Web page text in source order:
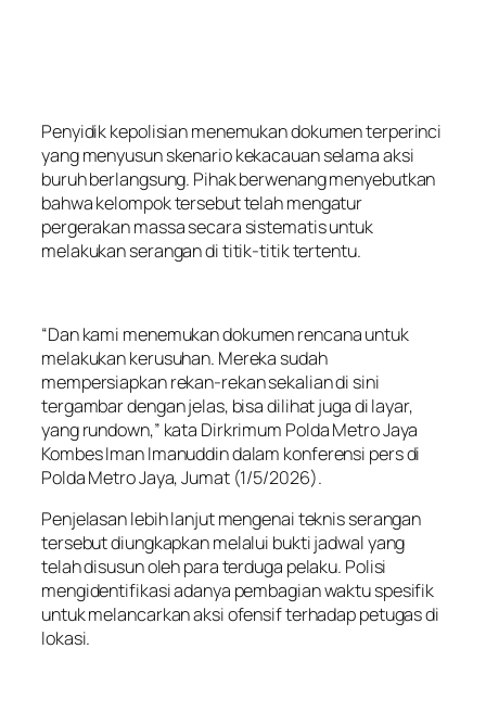
Penyidik kepolisian menemukan dokumen terperinci
yang menyusun skenario kekacauan selama aksi
buruh berlangsung. Pihak berwenang menyebutkan
bahwa kelompok tersebut telah mengatur
pergerakan massa secara sistematis untuk
melakukan serangan di titik-titik tertentu.
“Dan kami menemukan dokumen rencana untuk
melakukan kerusuhan. Mereka sudah
mempersiapkan rekan-rekan sekalian di sini
tergambar dengan jelas, bisa dilihat juga di layar,
yang rundown,” kata Dirkrimum Polda Metro Jaya
Kombes Iman Imanuddin dalam konferensi pers di
Polda Metro Jaya, Jumat (1/5/2026).
Penjelasan lebih lanjut mengenai teknis serangan
tersebut diungkapkan melalui bukti jadwal yang
telah disusun oleh para terduga pelaku. Polisi
mengidentifikasi adanya pembagian waktu spesifik
untuk melancarkan aksi ofensif terhadap petugas di
lokasi.